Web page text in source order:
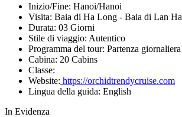
Inizio/Fine: Hanoi/Hanoi
Visita: Baia di Ha Long - Baia di Lan Ha
Durata: 03 Giorni
Stile di viaggio: Autentico
Programma del tour: Partenza giornaliera
Cabina: 20 Cabins
Classe:
Website: https://orchidtrendycruise.com
Lingua della guida: English
In Evidenza